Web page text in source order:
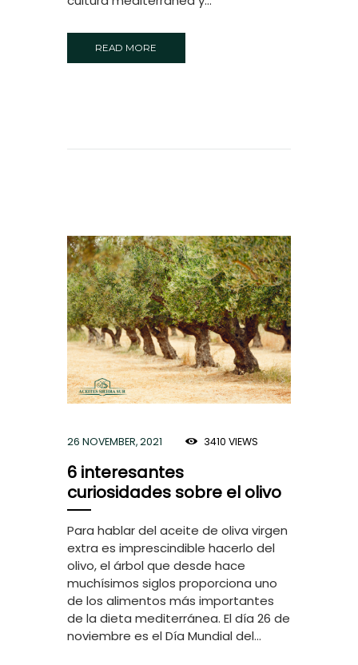
READ MORE
26 NOVEMBER, 2021 3410 VIEWS
6 interesantes
curiosidades sobre el olivo
Para hablar del aceite de oliva virgen
extra es imprescindible hacerlo del
olivo, el árbol que desde hace
muchísimos siglos proporciona uno
de los alimentos más importantes
de la dieta mediterránea. El día 26 de
noviembre es el Día Mundial del...